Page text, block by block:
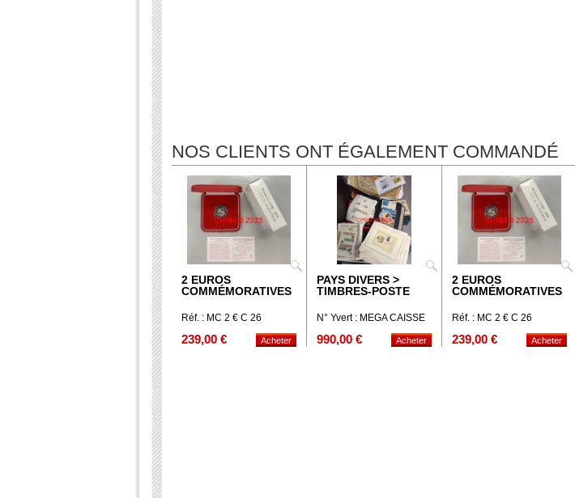
NOS CLIENTS ONT ÉGALEMENT COMMANDÉ
2 EUROS
COMMÉMORATIVES
Réf. : MC 2 € C 26
239,00 €
PAYS DIVERS >
TIMBRES-POSTE
N° Yvert : MEGA CAISSE
990,00 €
2 EUROS
COMMÉMORATIVES
Réf. : MC 2 € C 26
239,00 €